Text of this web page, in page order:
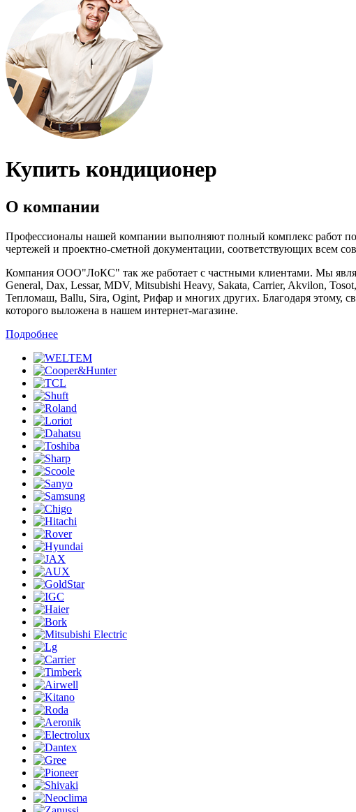
Купить кондиционер
О компании
Профессионалы нашей компании выполняют полный комплекс работ
чертежей и проектно-сметной документации, соответствующих всем
Компания ООО"ЛоКС" так же работает с частными клиентами. Мы
General, Dax, Lessar, MDV, Mitsubishi Heavy, Sakata, Carrier, Akvilon,
Тепломаш, Ballu, Sira, Ogint, Рифар и многих других. Благодаря этому,
которого выложена в нашем интернет-магазине.
Подробнее